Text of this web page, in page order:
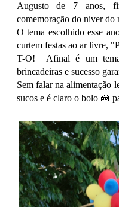
Augusto de 7 anos,
comemoração do niver do
O tema escolhido esse
curtem festas ao ar livre,
T-O! Afinal é um
brincadeiras e sucesso
Sem falar na alimentação
sucos e é claro o bolo 🍰